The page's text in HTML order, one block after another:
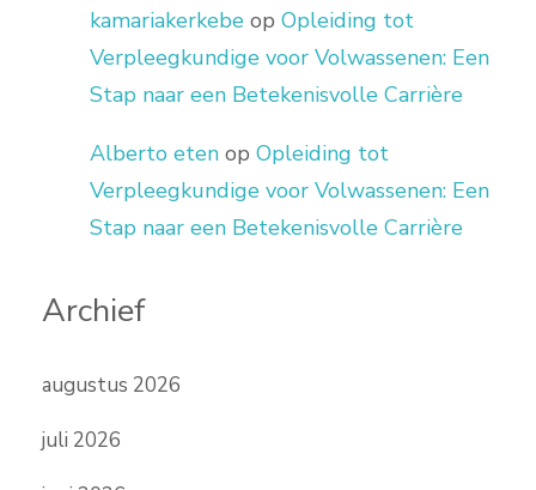
kamariakerkebe op Opleiding tot
Verpleegkundige voor Volwassenen: Een
Stap naar een Betekenisvolle Carrière
Alberto eten op Opleiding tot
Verpleegkundige voor Volwassenen: Een
Stap naar een Betekenisvolle Carrière
Archief
augustus 2026
juli 2026